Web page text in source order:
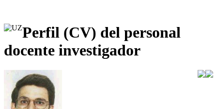
Perfil (CV) del personal
docente investigador